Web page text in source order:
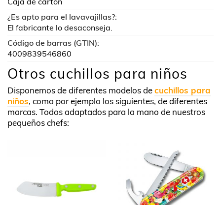
¿Es apto para el lavavajillas?:
El fabricante lo desaconseja.
Código de barras (GTIN):
4009839546860
Otros cuchillos para niños
Disponemos de diferentes modelos decuchillos para
niños, como por ejemplo los siguientes, de diferentes
marcas. Todos adaptados para la mano de nuestros
pequeños chefs: